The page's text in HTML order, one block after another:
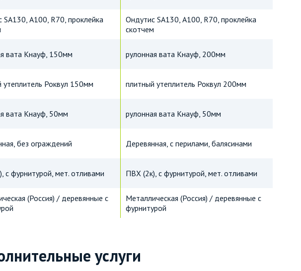
SA130, А100, R70, проклейка
вата Кнауф, 150мм
утеплитель Роквул 150мм
вата Кнауф, 50мм
без ограждений
с фурнитурой, мет. отливами
(Россия) / деревянные с
Ондутис SA130, А100, R70, проклейка
скотчем
рулонная вата Кнауф, 200мм
плитный утеплитель Роквул 200мм
рулонная вата Кнауф, 50мм
Деревянная, с перилами, балясинами
ПВХ (2к), с фурнитурой, мет. отливами
Металлическая (Россия) / деревянные с
фурнитурой
услуги